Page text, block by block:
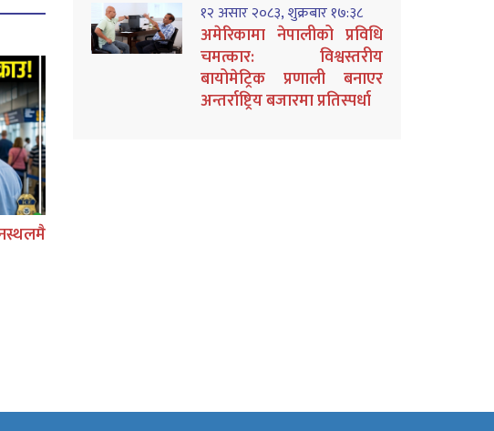
१२ असार २०८३, शुक्रबार १७:३८
अमेरिकामा नेपालीको प्रविधि
चमत्कार: विश्वस्तरीय
बायोमेट्रिक प्रणाली बनाएर
अन्तर्राष्ट्रिय बजारमा प्रतिस्पर्धा